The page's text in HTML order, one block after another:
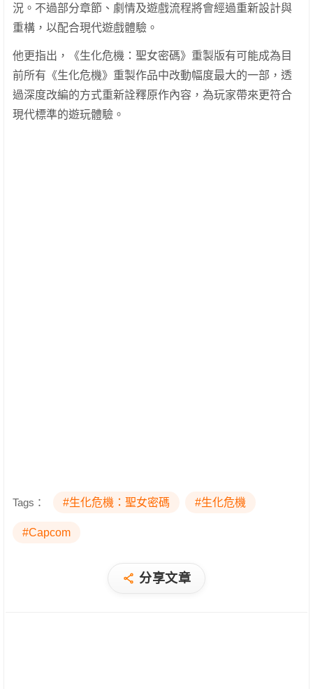
況。不過部分章節、劇情及遊戲流程將會經過重新設計與
重構，以配合現代遊戲體驗。
他更指出，《生化危機：聖女密碼》重製版有可能成為目
前所有《生化危機》重製作品中改動幅度最大的一部，透
過深度改編的方式重新詮釋原作內容，為玩家帶來更符合
現代標準的遊玩體驗。
Tags： #生化危機：聖女密碼 #生化危機
#Capcom
分享文章